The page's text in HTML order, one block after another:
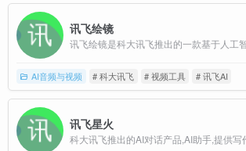
讯飞绘镜
AI音频与视频 # 科大讯飞 # 视频工具 # 讯飞AI
讯飞星火